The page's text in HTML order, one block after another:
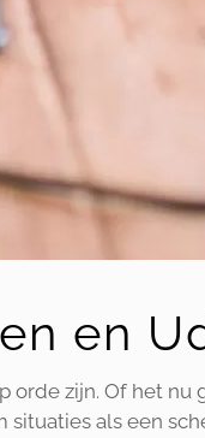
en
orde zijn. Of het nu
als een